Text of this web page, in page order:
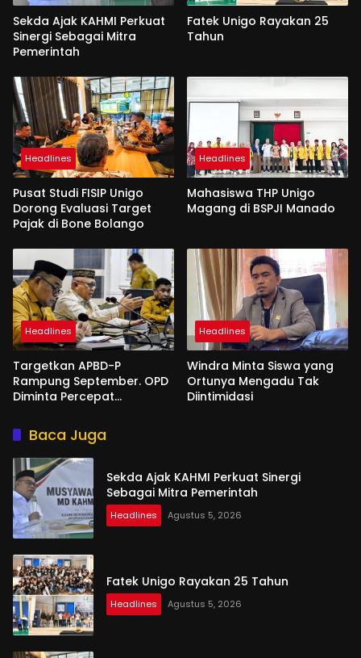
Sekda Ajak KAHMI Perkuat
Sinergi Sebagai Mitra
Pemerintah
Fatek Unigo Rayakan 25
Tahun
Headlines
Pusat Studi FISIP Unigo
Dorong Evaluasi Target
Pajak di Bone Bolango
Headlines
Mahasiswa THP Unigo
Magang di BSPJI Manado
Headlines
Targetkan APBD-P
Rampung September. OPD
Diminta Percepat
Headlines
Windra Minta Siswa yang
Ortunya Mengadu Tak
Diintimidasi
Baca Juga
Sekda Ajak KAHMI Perkuat Sinergi
Sebagai Mitra Pemerintah
Headlines Agustus 5, 2026
Fatek Unigo Rayakan 25 Tahun
Headlines Agustus 5, 2026